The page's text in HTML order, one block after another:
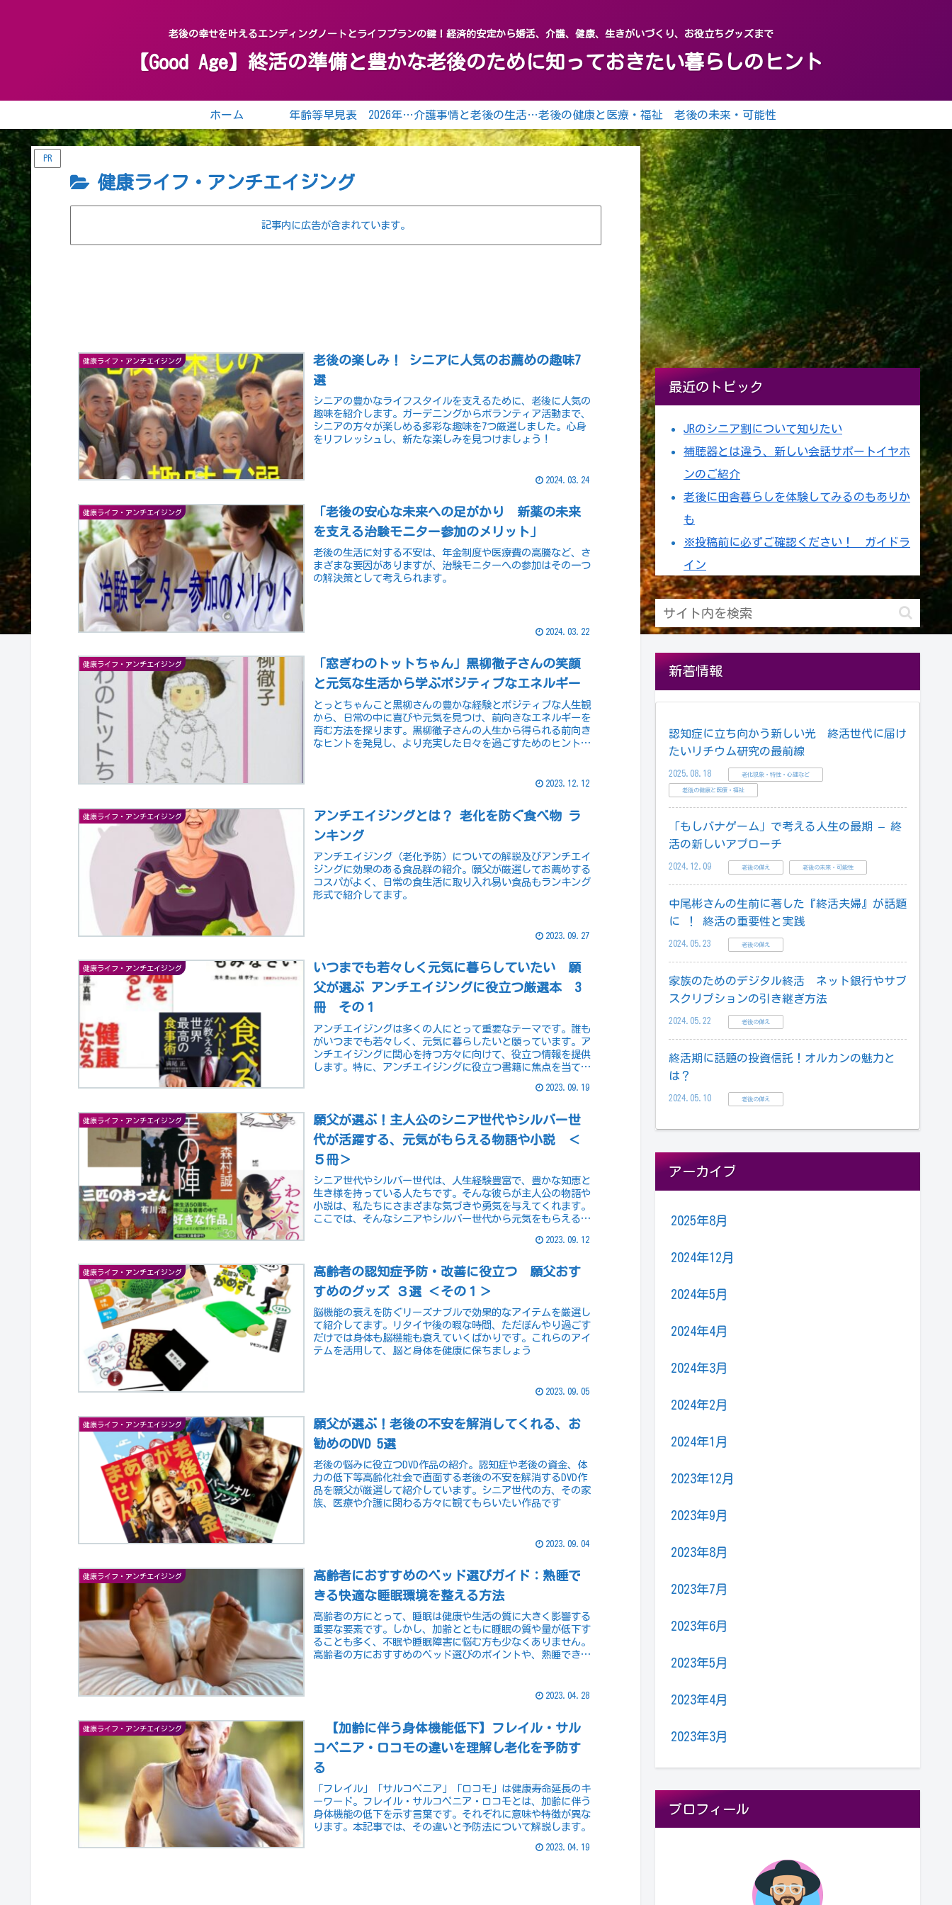
老後の幸せを叶えるエンディングノートとライフプランの鍵！経済的安定から婚活、介護、健康、生きがいづくり、お役立ちグッズまで
【Good Age】終活の準備と豊かな老後のために知っておきたい暮らしのヒント
ホーム 年齢等早見表 2026年（令和8年） 2027年（令和9年） 介護事情と老後の生活の知恵老後の健康と医療・福祉 老後の未来・可能性
PR
健康ライフ・アンチエイジング
記事内に広告が含まれています。
健康ライフ・アンチエイジング
老後の楽しみ！ シニアに人気のお薦めの趣味7
選
シニアの豊かなライフスタイルを支えるために、老後に人気の
趣味を紹介します。ガーデニングからボランティア活動まで、
シニアの方々が楽しめる多彩な趣味を7つ厳選しました。心身
をリフレッシュし、新たな楽しみを見つけましょう！
2024.03.24
健康ライフ・アンチエイジング
「老後の安心な未来への足がかり 新薬の未来
を支える治験モニター参加のメリット」
老後の生活に対する不安は、年金制度や医療費の高騰など、さ
まざまな要因がありますが、治験モニターへの参加はその一つ
の解決策として考えられます。
2024.03.22
健康ライフ・アンチエイジング
「窓ぎわのトットちゃん」黒柳徹子さんの笑顔
と元気な生活から学ぶポジティブなエネルギー
とっとちゃんこと黒柳さんの豊かな経験とポジティブな人生観
から、日常の中に喜びや元気を見つけ、前向きなエネルギーを
育む方法を探ります。黒柳徹子さんの人生から得られる前向き
なヒントを発見し、より充実した日々を過ごすためのヒントを
2023.12.12
健康ライフ・アンチエイジング
アンチエイジングとは？ 老化を防ぐ食べ物 ラ
ンキング
アンチエイジング（老化予防）についての解説及びアンチエイ
ジングに効果のある食品群の紹介。願父が厳選してお薦めする
コスパがよく、日常の食生活に取り入れ易い食品もランキング
形式で紹介してます。
2023.09.27
健康ライフ・アンチエイジング
いつまでも若々しく元気に暮らしていたい 願
父が選ぶ アンチエイジングに役立つ厳選本 3
冊 その１
アンチエイジングは多くの人にとって重要なテーマです。誰も
がいつまでも若々しく、元気に暮らしたいと願っています。ア
ンチエイジングに関心を持つ方々に向けて、役立つ情報を提供
します。特に、アンチエイジングに役立つ書籍に焦点を当て、
2023.09.19
健康ライフ・アンチエイジング
願父が選ぶ！主人公のシニア世代やシルバー世
代が活躍する、元気がもらえる物語や小説 ＜
５冊＞
シニア世代やシルバー世代は、人生経験豊富で、豊かな知恵と
生き様を持っている人たちです。そんな彼らが主人公の物語や
小説は、私たちにさまざまな気づきや勇気を与えてくれます。
ここでは、そんなシニアやシルバー世代から元気をもらえる物
2023.09.12
健康ライフ・アンチエイジング
高齢者の認知症予防・改善に役立つ 願父おす
すめのグッズ ３選 ＜その１＞
脳機能の衰えを防ぐリーズナブルで効果的なアイテムを厳選し
て紹介してます。リタイヤ後の暇な時間、ただぼんやり過ごす
だけでは身体も脳機能も衰えていくばかりです。これらのアイ
テムを活用して、脳と身体を健康に保ちましょう
2023.09.05
健康ライフ・アンチエイジング
願父が選ぶ！老後の不安を解消してくれる、お
勧めのDVD 5選
老後の悩みに役立つDVD作品の紹介。認知症や老後の資金、体
力の低下等高齢化社会で直面する老後の不安を解消するDVD作
品を願父が厳選して紹介しています。シニア世代の方、その家
族、医療や介護に関わる方々に観てもらいたい作品です
2023.09.04
健康ライフ・アンチエイジング
高齢者におすすめのベッド選びガイド：熟睡で
きる快適な睡眠環境を整える方法
高齢者の方にとって、睡眠は健康や生活の質に大きく影響する
重要な要素です。しかし、加齢とともに睡眠の質や量が低下す
ることも多く、不眠や睡眠障害に悩む方も少なくありません。
高齢者の方におすすめのベッド選びのポイントや、熟睡できる
2023.04.28
健康ライフ・アンチエイジング
【加齢に伴う身体機能低下】フレイル・サル
コペニア・ロコモの違いを理解し老化を予防す
る
「フレイル」「サルコペニア」「ロコモ」は健康寿命延長のキ
ーワード。フレイル・サルコペニア・ロコモとは、加齢に伴う
身体機能の低下を示す言葉です。それぞれに意味や特徴が異な
ります。本記事では、その違いと予防法について解説します。
2023.04.19
最近のトピック
JRのシニア割について知りたい
補聴器とは違う、新しい会話サポートイヤホ
ンのご紹介
老後に田舎暮らしを体験してみるのもありか
も
※投稿前に必ずご確認ください！ ガイドラ
イン
新着情報
認知症に立ち向かう新しい光 終活世代に届け
たいリチウム研究の最前線
2025.08.18 老化現象・特性・心理など
老後の健康と医療・福祉
「もしバナゲーム」で考える人生の最期 – 終
活の新しいアプローチ
2024.12.09 老後の備え 老後の未来・可能性
中尾彬さんの生前に著した『終活夫婦』が話題
に ！ 終活の重要性と実践
2024.05.23 老後の備え
家族のためのデジタル終活 ネット銀行やサブ
スクリプションの引き継ぎ方法
2024.05.22 老後の備え
終活期に話題の投資信託！オルカンの魅力と
は？
2024.05.10 老後の備え
アーカイブ
2025年8月
2024年12月
2024年5月
2024年4月
2024年3月
2024年2月
2024年1月
2023年12月
2023年9月
2023年8月
2023年7月
2023年6月
2023年5月
2023年4月
2023年3月
プロフィール